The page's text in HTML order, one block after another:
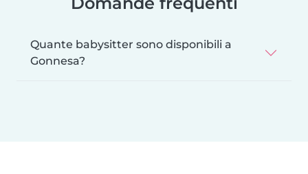
Quante babysitter sono disponibili a
Gonnesa?